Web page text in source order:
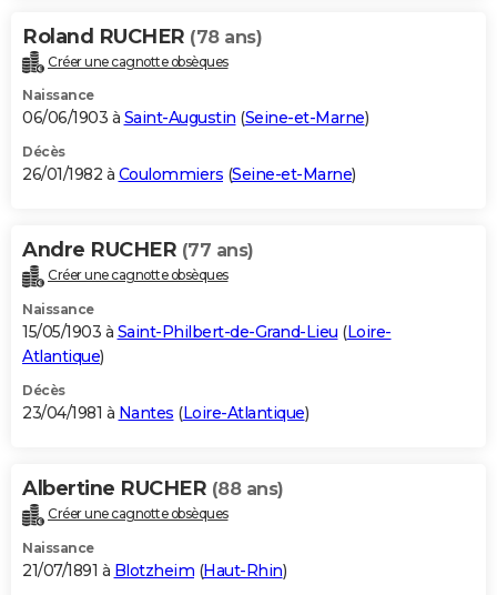
Roland RUCHER (78 ans)
Créer une cagnotte obsèques
Naissance
06/06/1903 à Saint-Augustin (Seine-et-Marne)
Décès
26/01/1982 à Coulommiers (Seine-et-Marne)
Andre RUCHER (77 ans)
Créer une cagnotte obsèques
Naissance
15/05/1903 à Saint-Philbert-de-Grand-Lieu (Loire-
Atlantique)
Décès
23/04/1981 à Nantes (Loire-Atlantique)
Albertine RUCHER (88 ans)
Créer une cagnotte obsèques
Naissance
21/07/1891 à Blotzheim (Haut-Rhin)